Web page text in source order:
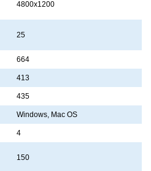
4800x1200
25
664
413
435
Windows, Mac OS
4
150